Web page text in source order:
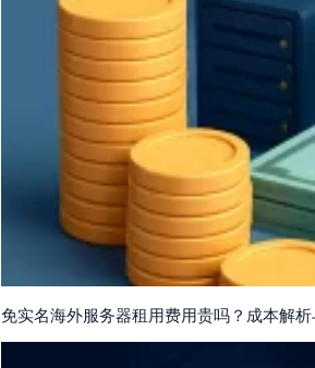
免实名海外服务器租用费用贵吗？成本解